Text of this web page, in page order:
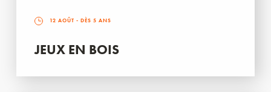
12 AOÛT - DÈS 5 ANS
JEUX EN BOIS